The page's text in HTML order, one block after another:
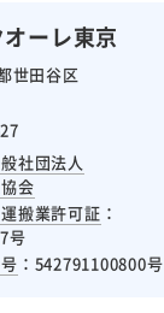
ーレ東京
世田谷区
社団法人
会
搬業許可証 ：
号
：542791100800号